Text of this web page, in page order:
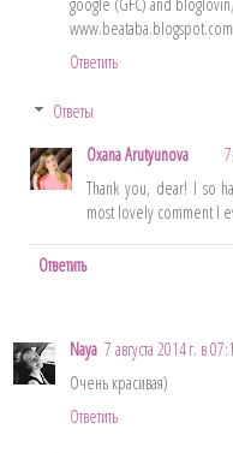
www.beataba.blogspot.com
Ответить
Ответы
Oxana Arutyunova
Thank you, dear! I so
most lovely comment I
Ответить
Naya 7 августа 2014 г. в
Очень красивая)
Ответить